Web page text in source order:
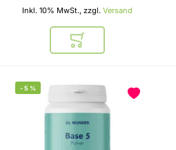
Inkl. 10% MwSt., zzgl. Versand
In den Warenkorb
-5 %